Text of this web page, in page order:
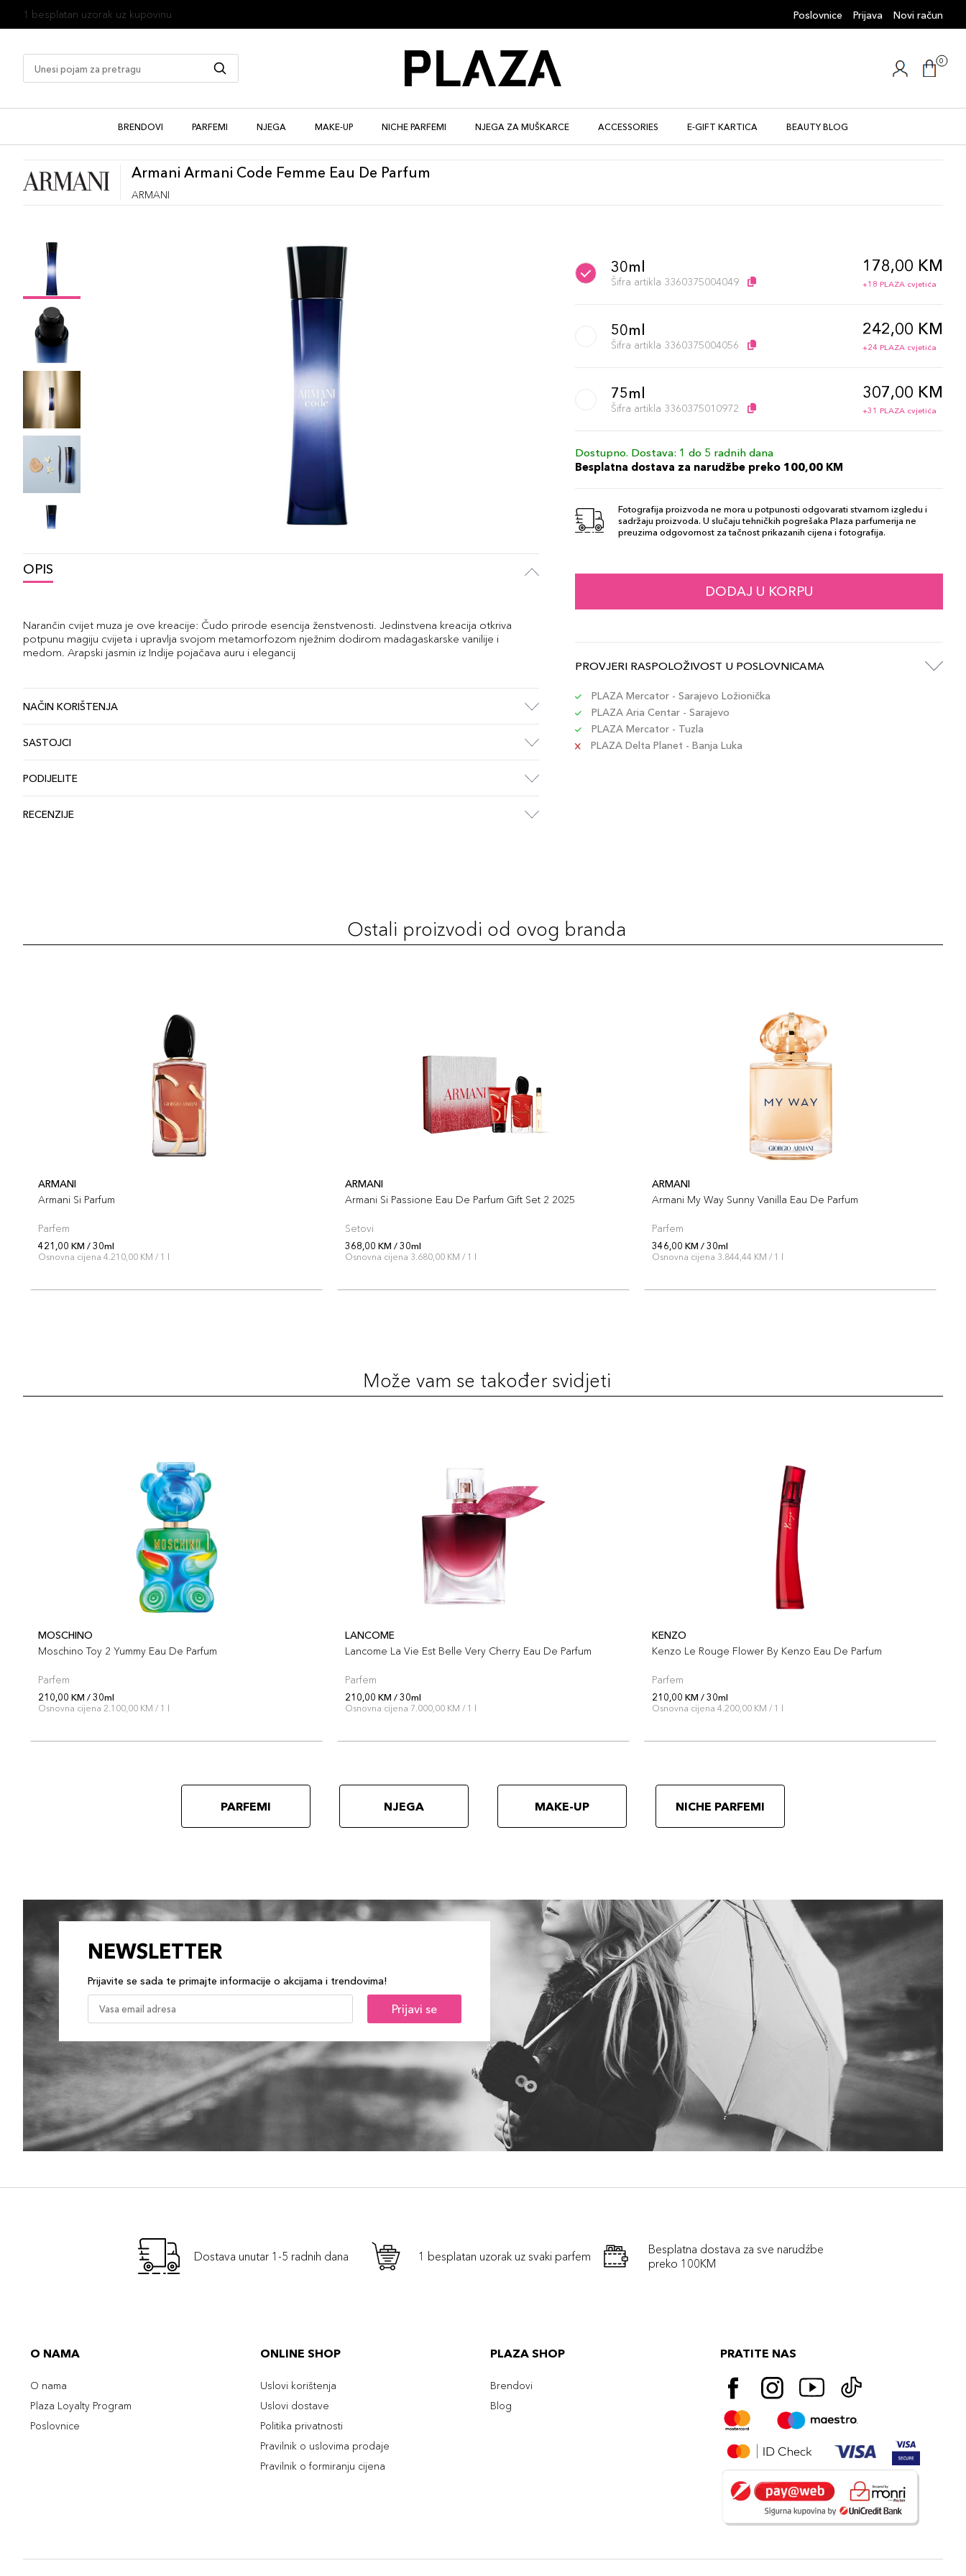
1 besplatan uzorak uz kupovinu Poslovnice Prijava Novi račun
0
BRENDOVI PARFEMI NJEGA MAKE-UP NICHE PARFEMI NJEGA ZA MUŠKARCE ACCESSORIES E-GIFT KARTICA BEAUTY BLOG
Armani Armani Code Femme Eau De Parfum
ARMANI
OPIS
Narančin cvijet muza je ove kreacije: Čudo prirode esencija ženstvenosti. Jedinstvena kreacija otkriva
potpunu magiju cvijeta i upravlja svojom metamorfozom nježnim dodirom madagaskarske vanilije i
medom. Arapski jasmin iz Indije pojačava auru i elegancij
NAČIN KORIŠTENJA
SASTOJCI
PODIJELITE
RECENZIJE
30ml
Šifra artikla 3360375004049
178,00 KM
+18 PLAZA cvjetića
50ml
Šifra artikla 3360375004056
242,00 KM
+24 PLAZA cvjetića
75ml
Šifra artikla 3360375010972
307,00 KM
+31 PLAZA cvjetića
Dostupno. Dostava: 1 do 5 radnih dana
Besplatna dostava za narudžbe preko 100,00 KM
Fotografija proizvoda ne mora u potpunosti odgovarati stvarnom izgledu i
sadržaju proizvoda. U slučaju tehničkih pogrešaka Plaza parfumerija ne
preuzima odgovornost za tačnost prikazanih cijena i fotografija.
DODAJ U KORPU
PROVJERI RASPOLOŽIVOST U POSLOVNICAMA
PLAZA Mercator - Sarajevo Ložionička
PLAZA Aria Centar - Sarajevo
PLAZA Mercator - Tuzla
PLAZA Delta Planet - Banja Luka
Ostali proizvodi od ovog branda
ARMANI
Armani Si Parfum
Parfem
421,00 KM / 30ml
Osnovna cijena 4.210,00 KM / 1 l
ARMANI
Armani Si Passione Eau De Parfum Gift Set 2 2025
Setovi
368,00 KM / 30ml
Osnovna cijena 3.680,00 KM / 1 l
ARMANI
Armani My Way Sunny Vanilla Eau De Parfum
Parfem
346,00 KM / 30ml
Osnovna cijena 3.844,44 KM / 1 l
Može vam se također svidjeti
MOSCHINO
Moschino Toy 2 Yummy Eau De Parfum
Parfem
210,00 KM / 30ml
Osnovna cijena 2.100,00 KM / 1 l
LANCOME
Lancome La Vie Est Belle Very Cherry Eau De Parfum
Parfem
210,00 KM / 30ml
Osnovna cijena 7.000,00 KM / 1 l
KENZO
Kenzo Le Rouge Flower By Kenzo Eau De Parfum
Parfem
210,00 KM / 30ml
Osnovna cijena 4.200,00 KM / 1 l
PARFEMI NJEGA MAKE-UP NICHE PARFEMI
NEWSLETTER
Prijavite se sada te primajte informacije o akcijama i trendovima!
Prijavi se
Dostava unutar 1-5 radnih dana 1 besplatan uzorak uz svaki parfem
Besplatna dostava za sve narudźbe
preko 100KM
O NAMA
O nama
Plaza Loyalty Program
Poslovnice
ONLINE SHOP
Uslovi korištenja
Uslovi dostave
Politika privatnosti
Pravilnik o uslovima prodaje
Pravilnik o formiranju cijena
PLAZA SHOP
Brendovi
Blog
PRATITE NAS